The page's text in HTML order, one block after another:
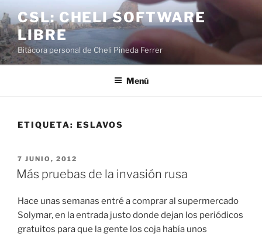
al
contenido
CSL: CHELI SOFTWARE
LIBRE
Bitácora personal de Cheli Pineda Ferrer
Menú
ETIQUETA: ESLAVOS
PUBLICADO
EL
7 JUNIO, 2012
Más pruebas de la invasión rusa
Hace unas semanas entré a comprar al supermercado
Solymar, en la entrada justo donde dejan los periódicos
gratuitos para que la gente los coja había unos